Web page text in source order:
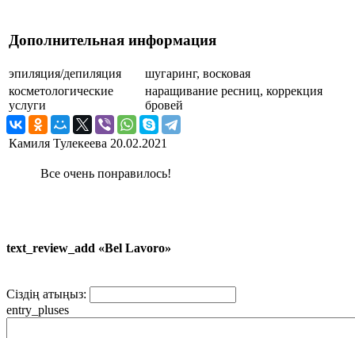
Дополнительная информация
эпиляция/депиляция
шугаринг, восковая
косметологические
услуги
наращивание ресниц, коррекция
бровей
Камиля Тулекеева 20.02.2021
Все очень понравилось!
text_review_add «Bel Lavoro»
Сіздің атыңыз:
entry_pluses